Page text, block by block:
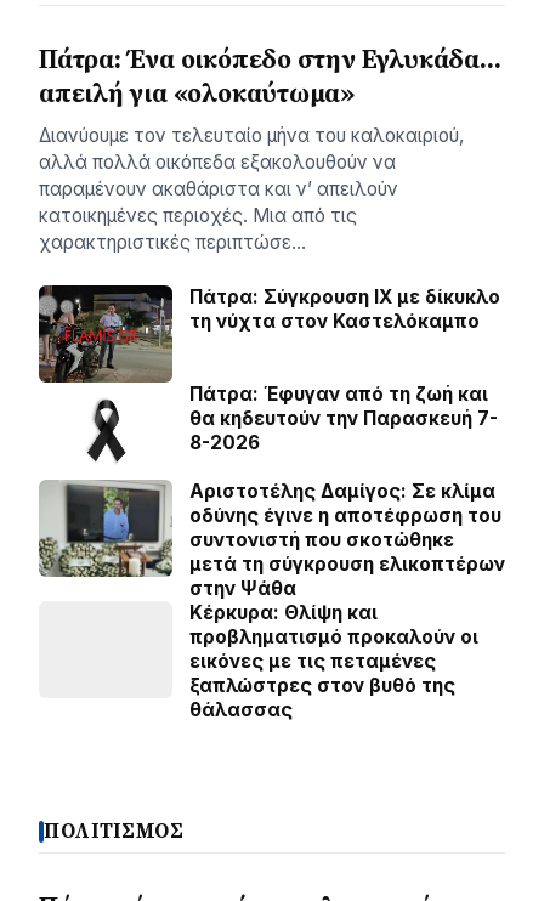
Πάτρα: Ένα οικόπεδο στην Εγλυκάδα…
απειλή για «ολοκαύτωμα»
Διανύουμε τον τελευταίο μήνα του καλοκαιριού,
αλλά πολλά οικόπεδα εξακολουθούν να
παραμένουν ακαθάριστα και ν’ απειλούν
κατοικημένες περιοχές. Μια από τις
χαρακτηριστικές περιπτώσε…
Πάτρα: Σύγκρουση ΙΧ με δίκυκλο
τη νύχτα στον Καστελόκαμπο
Πάτρα: Έφυγαν από τη ζωή και
θα κηδευτούν την Παρασκευή 7-
8-2026
Αριστοτέλης Δαμίγος: Σε κλίμα
οδύνης έγινε η αποτέφρωση του
συντονιστή που σκοτώθηκε
μετά τη σύγκρουση ελικοπτέρων
στην Ψάθα
Κέρκυρα: Θλίψη και
προβληματισμό προκαλούν οι
εικόνες με τις πεταμένες
ξαπλώστρες στον βυθό της
θάλασσας
ΠΟΛΙΤΙΣΜΟΣ